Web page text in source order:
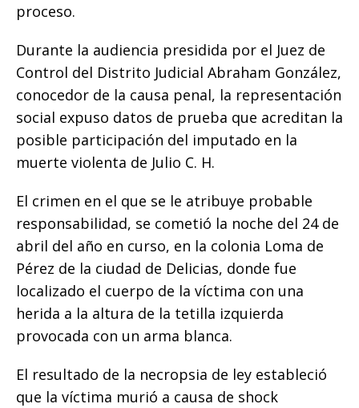
proceso.
Durante la audiencia presidida por el Juez de
Control del Distrito Judicial Abraham González,
conocedor de la causa penal, la representación
social expuso datos de prueba que acreditan la
posible participación del imputado en la
muerte violenta de Julio C. H.
El crimen en el que se le atribuye probable
responsabilidad, se cometió la noche del 24 de
abril del año en curso, en la colonia Loma de
Pérez de la ciudad de Delicias, donde fue
localizado el cuerpo de la víctima con una
herida a la altura de la tetilla izquierda
provocada con un arma blanca.
El resultado de la necropsia de ley estableció
que la víctima murió a causa de shock